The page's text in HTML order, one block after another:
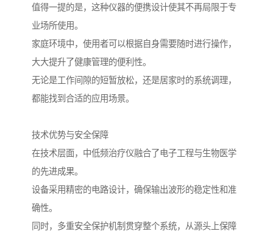
值得一提的是，这种仪器的便携设计使其不再局限于专
业场所使用。
家庭环境中，使用者可以根据自身需要随时进行操作，
大大提升了健康管理的便利性。
无论是工作间隙的短暂放松，还是居家时的系统调理，
都能找到合适的应用场景。
技术优势与安全保障
在技术层面，中低频治疗仪融合了电子工程与生物医学
的先进成果。
设备采用精密的电路设计，确保输出波形的稳定性和准
确性。
同时，多重安全保护机制贯穿整个系统，从源头上保障